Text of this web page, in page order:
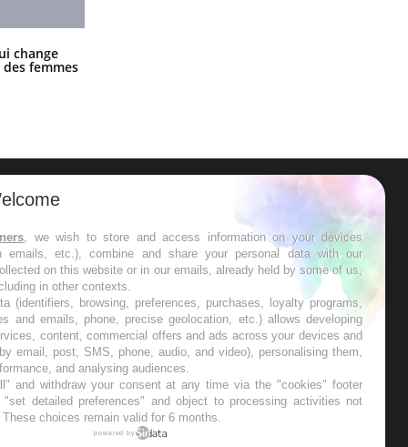
change
femmes
les semaines les meilleures
, we wish to store and access information on your devices
emails, etc.), combine and share your personal data with our
on this website or in our emails, already held by some of us,
in other contexts.
(identifiers, browsing, preferences, purchases, loyalty programs,
and emails, phone, precise geolocation, etc.) allows developing
content, commercial offers and ads across your devices and
email, post, SMS, phone, audio, and video), personalising them,
and analysing audiences.
and withdraw your consent at any time via the "cookies" footer
detailed preferences" and object to processing activities not
choices remain valid for 6 months.
powered by